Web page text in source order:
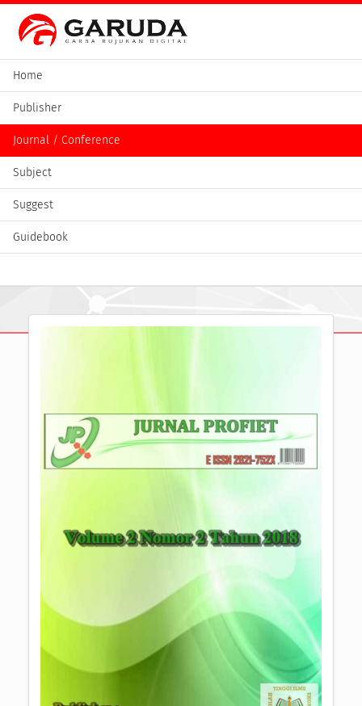
Home
Publisher
Journal / Conference
Subject
Suggest
Guidebook